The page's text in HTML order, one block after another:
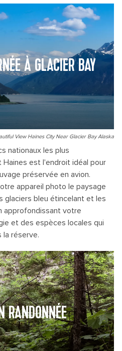
À GLACIER BAY
View Haines City Near Glacier Bay Alaska
nationaux les plus
est l'endroit idéal pour
préservée en avion.
appareil photo le paysage
glaciers bleu étincelant et les
approfondissant votre
et des espèces locales qui
la réserve.
RANDONNÉE